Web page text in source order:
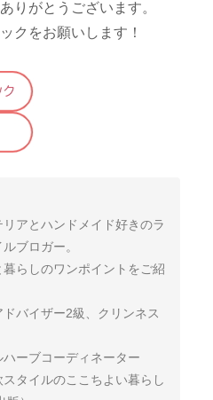
りがとうございます。
クをお願いします！
アとハンドメイド好きのラ
ブロガー。
暮らしのワンポイントをご紹
バイザー2級、クリンネス
ハーブコーディネーター
タイルのここちよい暮らし